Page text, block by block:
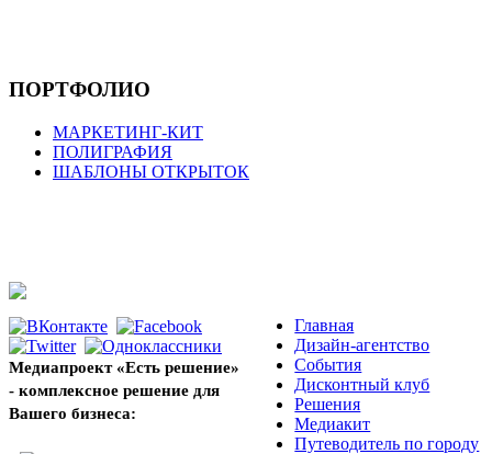
ПОРТФОЛИО
МАРКЕТИНГ-КИТ
ПОЛИГРАФИЯ
ШАБЛОНЫ ОТКРЫТОК
Медиапроект «Есть решение»
- комплексное решение для
Вашего бизнеса:
Главная
Дизайн-агентство
События
Дисконтный клуб
Решения
Медиакит
Путеводитель по городу